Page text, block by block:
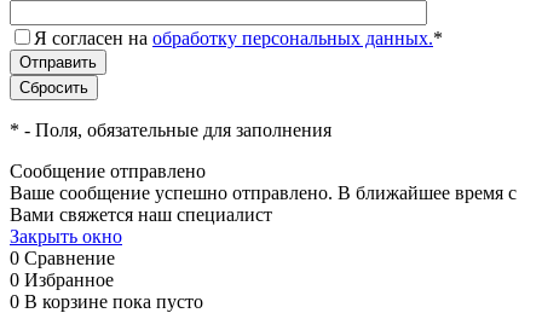
Я согласен на обработку персональных данных.*
* - Поля, обязательные для заполнения
Сообщение отправлено
Ваше сообщение успешно отправлено. В ближайшее время с
Вами свяжется наш специалист
Закрыть окно
0 Сравнение
0 Избранное
0 В корзине пока пусто